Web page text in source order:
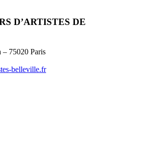
D’ARTISTES DE
– 75020 Paris
belleville.fr